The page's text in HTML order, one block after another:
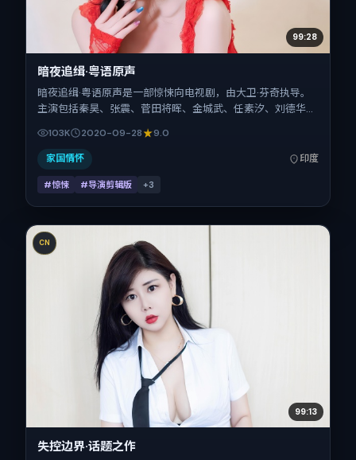
99:28
暗夜追缉·粤语原声
暗夜追缉·粤语原声是一部惊悚向电视剧，由大卫·芬奇执导。
主演包括秦昊、张震、菅田将晖、金城武、任素汐、刘德华。
作品主要在印度取景与发行，2020年国庆档前后与观众见
面，首映日期 2020-09-28，正片时长114分钟。
103K 2020-09-28 9.0
家国情怀 印度
#惊悚 #导演剪辑版 +3
CN
99:13
失控边界·话题之作